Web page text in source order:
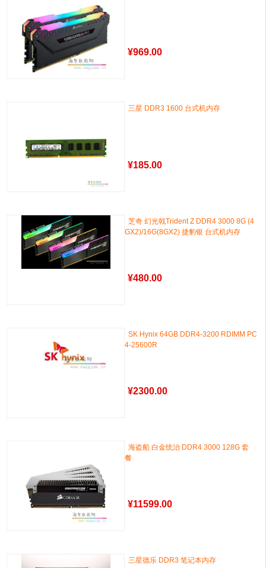
¥969.00
三星 DDR3 1600 台式机内存
¥185.00
芝奇 幻光戟Trident Z DDR4 3000 8G (4
GX2)/16G(8GX2) 捷豹银 台式机内存
¥480.00
SK Hynix 64GB DDR4-3200 RDIMM PC
4-25600R
¥2300.00
海盗船 白金统治 DDR4 3000 128G 套
餐
¥11599.00
三星德乐 DDR3 笔记本内存